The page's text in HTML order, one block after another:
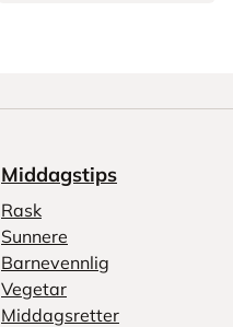
Middagstips
Rask
Sunnere
Barnevennlig
Vegetar
Middagsretter